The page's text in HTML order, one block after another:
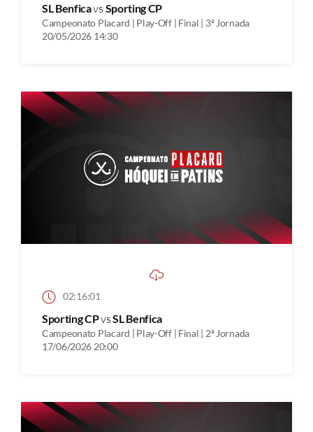
SL Benficavs Sporting CP
Campeonato Placard | Play-Off | Final | 3ª Jornada
20/05/2026 14:30
02:16:01
Sporting CPvsSL Benfica
Campeonato Placard | Play-Off | Final | 2ª Jornada
17/06/2026 20:00